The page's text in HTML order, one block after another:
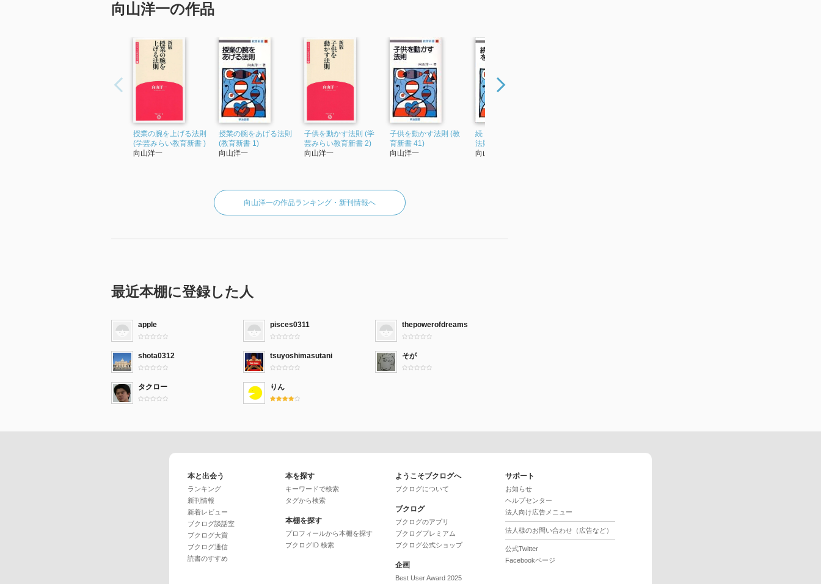
向山洋一の作品
授業の腕を上げる法則
(学芸みらい教育新書 )
向山洋一
授業の腕をあげる法則
(教育新書 1)
向山洋一
子供を動かす法則 (学
芸みらい教育新書 2)
向山洋一
子供を動かす法則 (教
育新書 41)
向山洋一
続・授業の腕をあげる
法則 (教育新書 11)
向山洋一
向山洋一の作品ランキング・新刊情報へ
最近本棚に登録した人
apple pisces0311 thepowerofdreams
shota0312 tsuyoshimasutani そが
タクロー りん
本と出会う
ランキング
新刊情報
新着レビュー
ブクログ談話室
ブクログ大賞
ブクログ通信
読書のすすめ
本を探す
キーワードで検索
タグから検索
本棚を探す
プロフィールから本棚を探す
ブクログID 検索
ようこそブクログへ
ブクログについて
ブクログ
ブクログのアプリ
ブクログプレミアム
ブクログ公式ショップ
企画
Best User Award 2025
サポート
お知らせ
ヘルプセンター
法人向け広告メニュー
法人様のお問い合わせ（広告など）
公式Twitter
Facebookページ